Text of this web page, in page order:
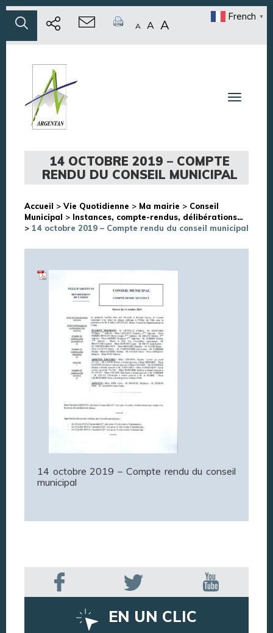
A A A
French ▼
Toggle
14 OCTOBRE 2019 – COMPTE
RENDU DU CONSEIL MUNICIPAL
Accueil > Vie Quotidienne > Ma mairie > Conseil
Municipal > Instances, compte-rendus, délibérations…
> 14 octobre 2019 – Compte rendu du conseil municipal
14 octobre 2019 – Compte rendu du conseil
municipal
EN UN CLIC